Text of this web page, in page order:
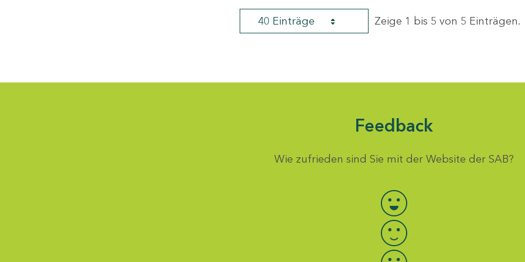
40 Einträge Zeige 1 bis 5 von 5 Einträgen.
Feedback
Wie zufrieden sind Sie mit der Website der SAB?
Bewertung auswählen